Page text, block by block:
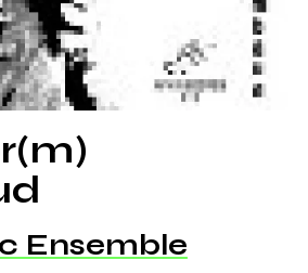
Ensemble